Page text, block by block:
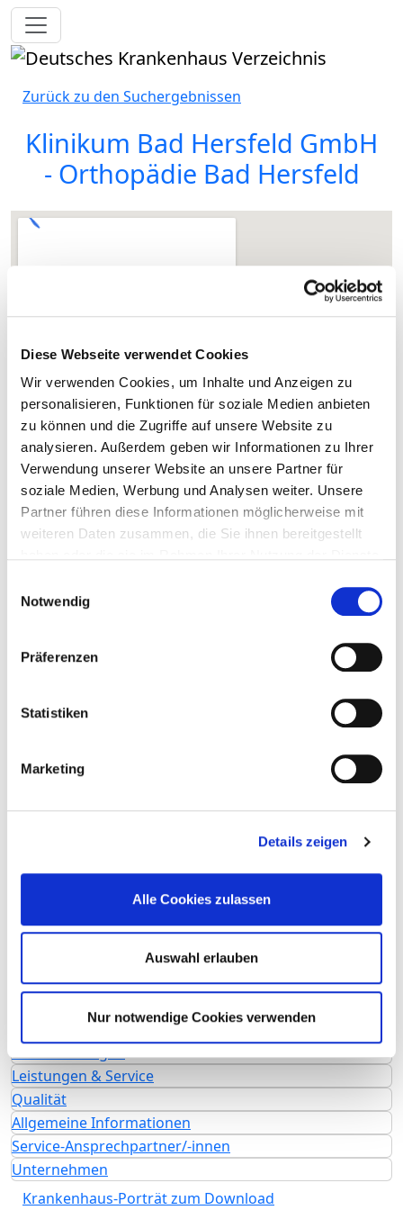
Diese Webseite verwendet Cookies
Wir verwenden Cookies, um Inhalte und Anzeigen zu
personalisieren, Funktionen für soziale Medien anbieten
zu können und die Zugriffe auf unsere Website zu
analysieren. Außerdem geben wir Informationen zu Ihrer
Verwendung unserer Website an unsere Partner für
soziale Medien, Werbung und Analysen weiter. Unsere
Partner führen diese Informationen möglicherweise mit
weiteren Daten zusammen, die Sie ihnen bereitgestellt
Notwendig
Präferenzen
Statistiken
Marketing
Details zeigen
Alle Cookies zulassen
Auswahl erlauben
Nur notwendige Cookies verwenden
Toggle navigation
Zurück zu den Suchergebnissen
Klinikum Bad Hersfeld GmbH
- Orthopädie Bad Hersfeld
Am Hopfengarten 16
36251 Bad Hersfeld
https://www.orthopaedie-badhersfeld.de/
Weitere Standorte
Anzahl Betten: 40
Anzahl der Fachabteilungen: 1
Krankenhausträger: Klinikum Bad Hersfeld
Art des Trägers: öffentlich
Akademisches Lehrkrankenhaus
Justus-Liebig-Universität Gießen
Hochschule Fulda
Fachabteilungen
Leistungen & Service
Qualität
Allgemeine Informationen
Service-Ansprechpartner/-innen
Unternehmen
Krankenhaus-Porträt zum Download